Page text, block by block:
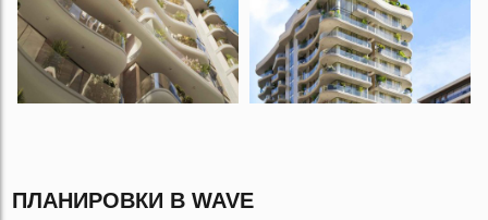
ПЛАНИРОВКИ В WAVE